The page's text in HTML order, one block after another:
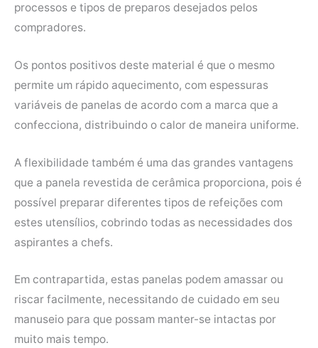
processos e tipos de preparos desejados pelos
compradores.
Os pontos positivos deste material é que o mesmo
permite um rápido aquecimento, com espessuras
variáveis de panelas de acordo com a marca que a
confecciona, distribuindo o calor de maneira uniforme.
A flexibilidade também é uma das grandes vantagens
que a panela revestida de cerâmica proporciona, pois é
possível preparar diferentes tipos de refeições com
estes utensílios, cobrindo todas as necessidades dos
aspirantes a chefs.
Em contrapartida, estas panelas podem amassar ou
riscar facilmente, necessitando de cuidado em seu
manuseio para que possam manter-se intactas por
muito mais tempo.